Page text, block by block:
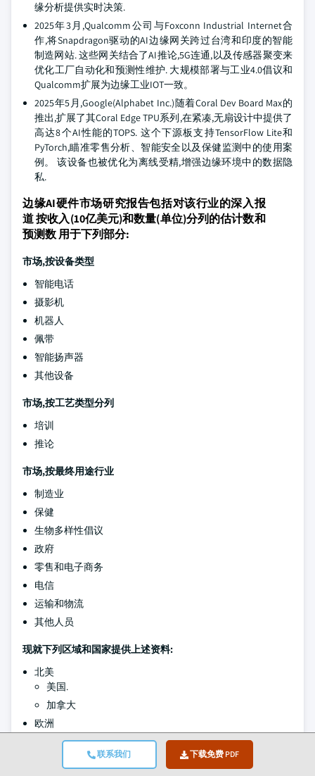
联系我们 下载免费 PDF
缘分析提供实时决策.
2025年3月,Qualcomm公司与Foxconn Industrial Internet合
作,将Snapdragon驱动的AI边缘网关跨过台湾和印度的智能
制造网站. 这些网关结合了AI推论,5G连通,以及传感器聚变来
优化工厂自动化和预测性维护. 大规模部署与工业4.0倡议和
Qualcomm扩展为边缘工业IOT一致。
2025年5月,Google(Alphabet Inc.)随着Coral Dev Board Max的
推出,扩展了其Coral Edge TPU系列,在紧凑,无扇设计中提供了
高达8个AI性能的TOPS. 这个下源板支持TensorFlow Lite和
PyTorch,瞄准零售分析、智能安全以及保健监测中的使用案
例。 该设备也被优化为离线受精,增强边缘环境中的数据隐
私.
边缘AI硬件市场研究报告包括对该行业的深入报
道 按收入(10亿美元)和数量(单位)分列的估计数和
预测数 用于下列部分:
市场,按设备类型
智能电话
摄影机
机器人
佩带
智能扬声器
其他设备
市场,按工艺类型分列
培训
推论
市场,按最终用途行业
制造业
保健
生物多样性倡议
政府
零售和电子商务
电信
运输和物流
其他人员
现就下列区域和国家提供上述资料:
北美
美国.
加拿大
欧洲
德国